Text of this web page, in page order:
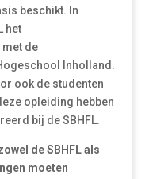
beschikt. In
het
de
Inholland.
ook de studenten
opleiding hebben
bij de SBHFL.
de SBHFL als
moeten